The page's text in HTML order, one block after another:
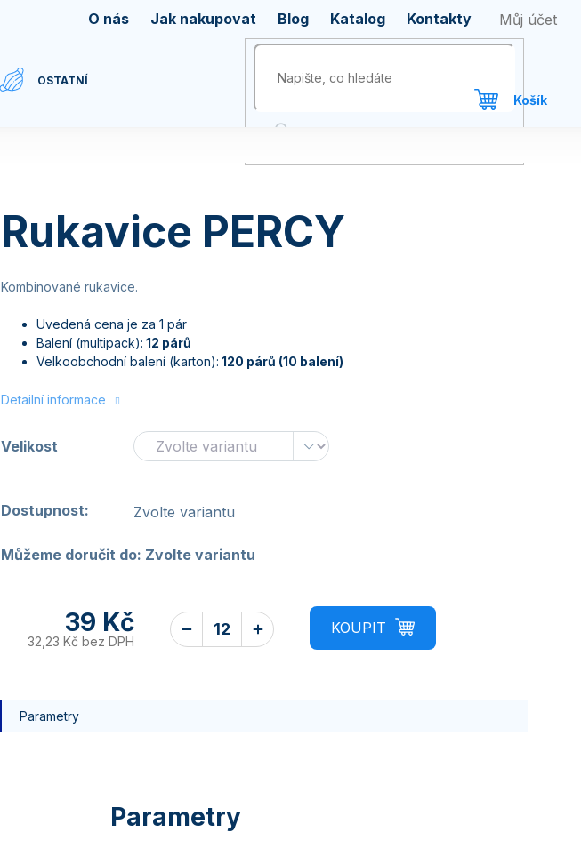
O nás Jak nakupovat Blog Katalog Kontakty
OSTATNÍ
Rukavice PERCY
Kombinované rukavice.
Uvedená cena je za 1 pár
Balení (multipack): 12 párů
Velkoobchodní balení (karton): 120 párů (10 balení)
Detailní informace
Velikost
Dostupnost: Zvolte variantu
Můžeme doručit do: Zvolte variantu
39 Kč
32,23 Kč bez DPH
Parametry